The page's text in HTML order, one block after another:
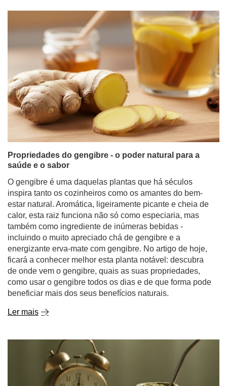
Propriedades do gengibre - o poder natural para a
saúde e o sabor
O gengibre é uma daquelas plantas que há séculos
inspira tanto os cozinheiros como os amantes do bem-
estar natural. Aromática, ligeiramente picante e cheia de
calor, esta raiz funciona não só como especiaria, mas
também como ingrediente de inúmeras bebidas -
incluindo o muito apreciado chá de gengibre e a
energizante erva-mate com gengibre. No artigo de hoje,
ficará a conhecer melhor esta planta notável: descubra
de onde vem o gengibre, quais as suas propriedades,
como usar o gengibre todos os dias e de que forma pode
beneficiar mais dos seus benefícios naturais.
Ler mais